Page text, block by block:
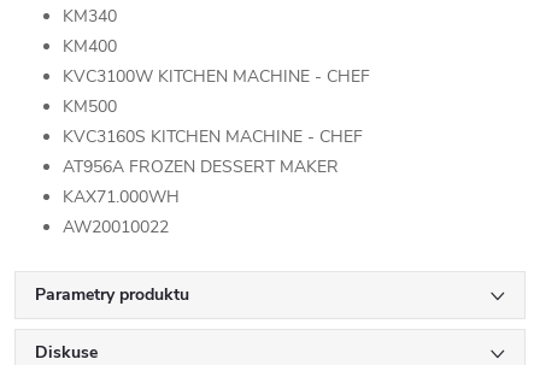
KM340
KM400
KVC3100W KITCHEN MACHINE - CHEF
KM500
KVC3160S KITCHEN MACHINE - CHEF
AT956A FROZEN DESSERT MAKER
KAX71.000WH
AW20010022
Parametry produktu
Diskuse